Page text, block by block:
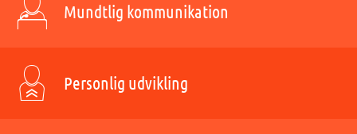
Mundtlig kommunikation
Personlig udvikling